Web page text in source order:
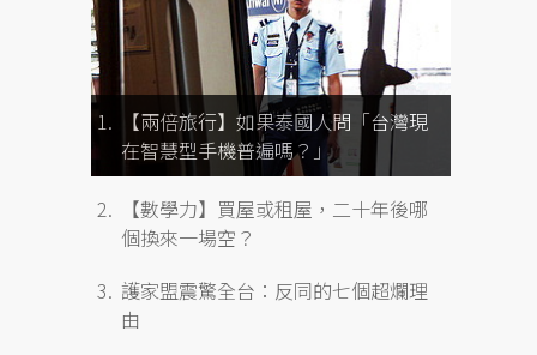
【兩倍旅行】如果泰國人問「台灣現
在智慧型手機普遍嗎？」
【數學力】買屋或租屋，二十年後哪
個換來一場空？
護家盟震驚全台：反同的七個超爛理
由